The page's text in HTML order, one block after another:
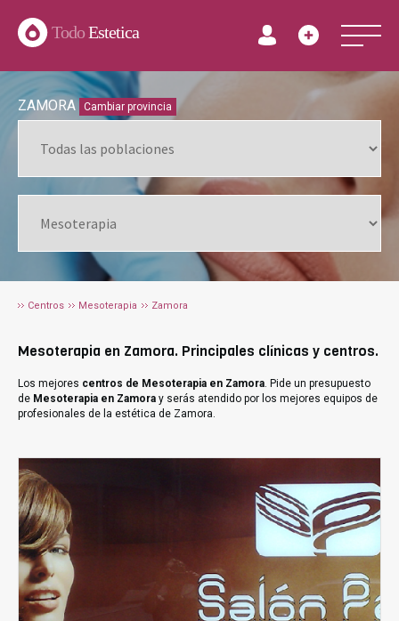
TodoEstetica
ZAMORA Cambiar provincia
Centros Mesoterapia Zamora
Mesoterapia en Zamora. Principales clínicas y centros.
Los mejores centros de Mesoterapia en Zamora. Pide un presupuesto
de Mesoterapia en Zamora y serás atendido por los mejores equipos de
profesionales de la estética de Zamora.